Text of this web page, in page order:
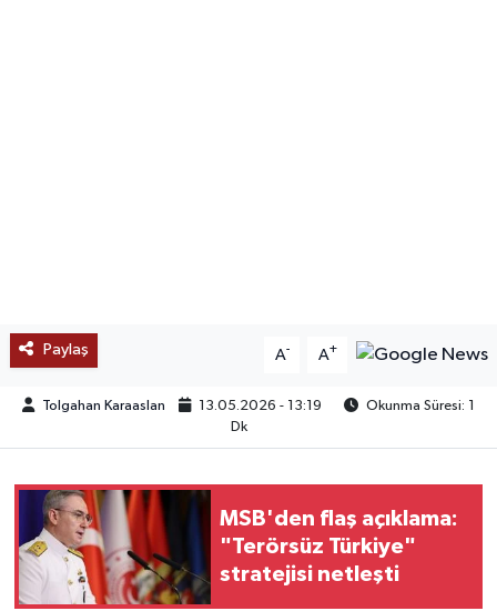
Paylaş A- A+
Tolgahan Karaaslan 13.05.2026 - 13:19
Okunma Süresi: 1
Dk
MSB'den flaş açıklama:
"Terörsüz Türkiye"
stratejisi netleşti
MEDYA
OTOMOTİV
TEKNOLOJİ
YAŞAM
KÜLTÜR SANAT